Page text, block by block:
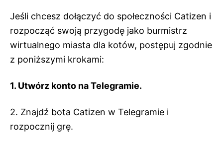
Jeśli chcesz dołączyć do społeczności Catizen i
rozpocząć swoją przygodę jako burmistrz
wirtualnego miasta dla kotów, postępuj zgodnie
z poniższymi krokami:
1. Utwórz konto na Telegramie.
2. Znajdź bota Catizen w Telegramie i
rozpocznij grę.